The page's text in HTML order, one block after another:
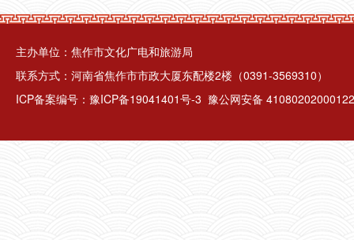
主办单位：焦作市文化广电和旅游局
联系方式：河南省焦作市市政大厦东配楼2楼（0391-3569310）
ICP备案编号： 豫ICP备19041401号-3 豫公网安备